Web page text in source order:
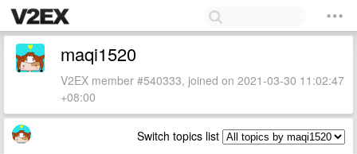
maqi1520
V2EX member #540333, joined on 2021-03-30 11:02:47
+08:00
Switch topics list